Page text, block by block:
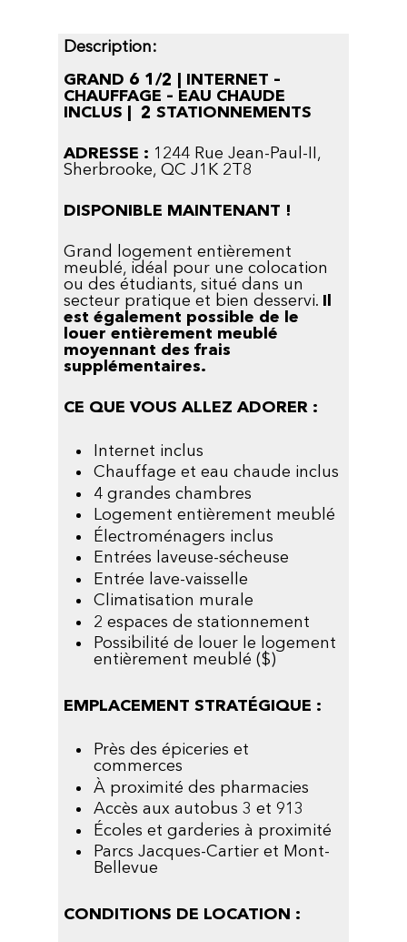
Description:
GRAND 6 1/2 | INTERNET –
CHAUFFAGE – EAU CHAUDE
INCLUS | 2 STATIONNEMENTS
ADRESSE : 1244 Rue Jean-Paul-II,
Sherbrooke, QC J1K 2T8
DISPONIBLE MAINTENANT !
Grand logement entièrement
meublé, idéal pour une colocation
ou des étudiants, situé dans un
secteur pratique et bien desservi.
est également possible de le
louer entièrement meublé
moyennant des frais
supplémentaires.
CE QUE VOUS ALLEZ ADORER :
Internet inclus
Chauffage et eau chaude inclus
4 grandes chambres
Logement entièrement meublé
Électroménagers inclus
Entrées laveuse-sécheuse
Entrée lave-vaisselle
Climatisation murale
2 espaces de stationnement
Possibilité de louer le logement
entièrement meublé ($)
EMPLACEMENT STRATÉGIQUE :
Près des épiceries et
commerces
À proximité des pharmacies
Accès aux autobus 3 et 913
Écoles et garderies à proximité
Parcs Jacques-Cartier et Mont-
Bellevue
CONDITIONS DE LOCATION :